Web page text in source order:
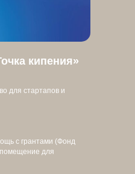
кипения»
для стартапов и
с грантами (Фонд
для